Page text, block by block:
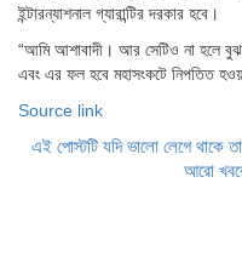
ইন্টারন্যাশনাল গ্যারান্টির দরকার হবে।
“আমি আশাবাদী। আর সেটিও না হলে
এবং এর ফল হবে মহাসংকটে নিপতিত
Source link
এই পোস্টটি যদি ভালো লেগে থাকে
আরো